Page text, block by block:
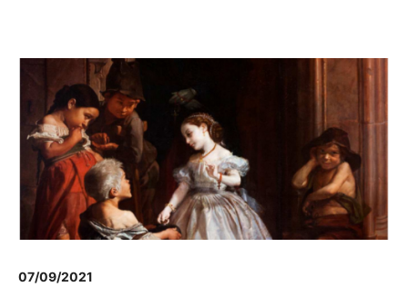
07/09/2021